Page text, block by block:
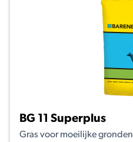
BG 11 Superplus
Gras voor moeilijke gronden